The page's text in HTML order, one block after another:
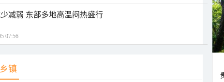
减弱 东部多地高温闷热盛行
07:56
镇